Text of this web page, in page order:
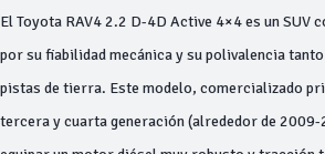
El Toyota RAV4 2.2 D-4D Active 4×4 es un SUV
por su fiabilidad mecánica y su polivalencia
pistas de tierra. Este modelo, comercializado
tercera y cuarta generación (alrededor de